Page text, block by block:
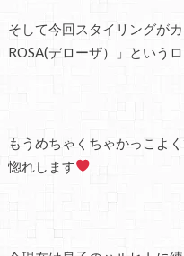
そして今回スタイリングが
ROSA(デローザ）」という
もうめちゃくちゃかっこよ
惚れします